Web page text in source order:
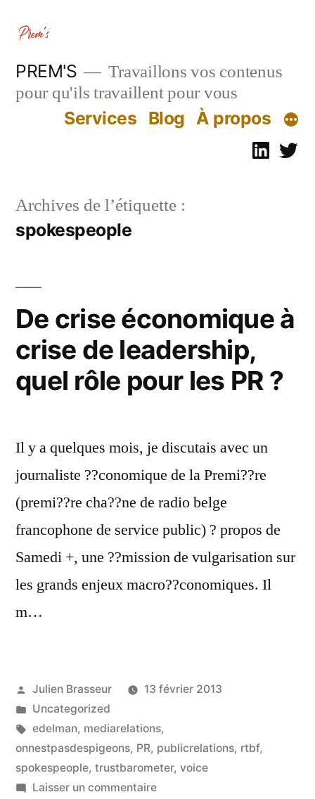
contenu
PREM'S
Travaillons vos contenus
pour qu'ils travaillent pour vous
Services Blog À propos
Archives de l’étiquette :
spokespeople
De crise économique à
crise de leadership,
quel rôle pour les PR ?
Il y a quelques mois, je discutais avec un
journaliste ??conomique de la Premi??re
(premi??re cha??ne de radio belge
francophone de service public) ? propos de
Samedi +, une ??mission de vulgarisation sur
les grands enjeux macro??conomiques. Il
m…
Publié
par
Julien Brasseur
13 février 2013
Publié
dans
Uncategorized
Étiquettes :
edelman, mediarelations,
onnestpasdespigeons, PR, publicrelations, rtbf,
spokespeople, trustbarometer, voice
Laisser un commentairesur